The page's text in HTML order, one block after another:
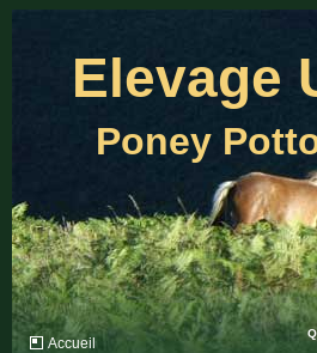
Elevage
Poney
Accueil